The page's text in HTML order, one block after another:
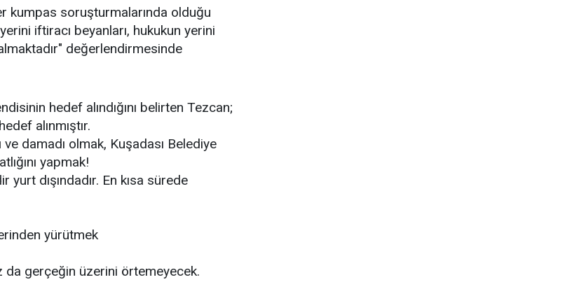
kumpas soruşturmalarında olduğu
iftiracı beyanları, hukukun yerini
değerlendirmesinde
hedef alındığını belirten Tezcan;
alınmıştır.
ve damadı olmak, Kuşadası Belediye
yapmak!
yurt dışındadır. En kısa sürede
yürütmek
da gerçeğin üzerini örtemeyecek.